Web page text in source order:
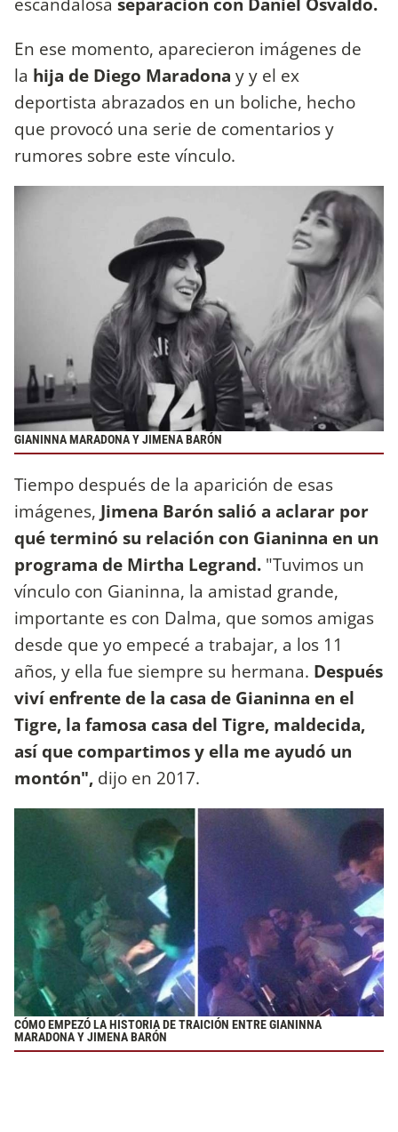
En ese momento, aparecieron imágenes de
la hija de Diego Maradona y y el ex
deportista abrazados en un boliche, hecho
que provocó una serie de comentarios y
rumores sobre este vínculo.
GIANINNA MARADONA Y JIMENA BARÓN
Tiempo después de la aparición de esas
imágenes, Jimena Barón salió a aclarar por
qué terminó su relación con Gianinna en un
programa de Mirtha Legrand. "Tuvimos un
vínculo con Gianinna, la amistad grande,
importante es con Dalma, que somos amigas
desde que yo empecé a trabajar, a los 11
años, y ella fue siempre su hermana. Después
viví enfrente de la casa de Gianinna en el
Tigre, la famosa casa del Tigre, maldecida,
así que compartimos y ella me ayudó un
montón", dijo en 2017.
CÓMO EMPEZÓ LA HISTORIA DE TRAICIÓN ENTRE GIANINNA
MARADONA Y JIMENA BARÓN